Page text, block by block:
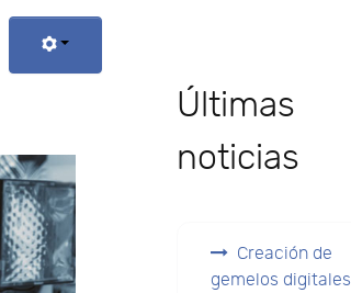
Últimas
noticias
Creación de
gemelos digitales